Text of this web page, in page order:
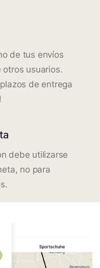
de tus envíos
otros usuarios.
de entrega
debe utilizarse
no para